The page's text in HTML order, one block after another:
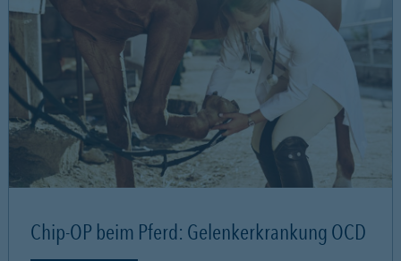
Chip-OP beim Pferd: Gelenkerkrankung OCD